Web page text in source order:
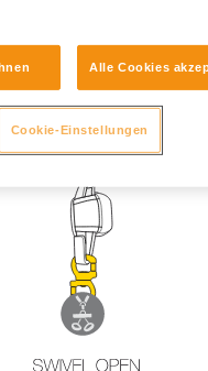
(außer beim Aufliegen auf
Alle Cookies
Cookie-Einstellungen